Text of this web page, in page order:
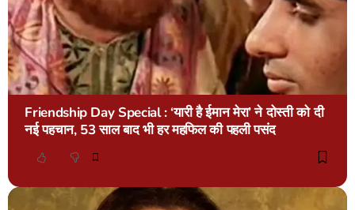
Friendship Day Special : ‘यारी है ईमान मेरा’ ने दोस्ती को दी
नई पहचान, 53 साल बाद भी हर महफिल की पहली पसंद